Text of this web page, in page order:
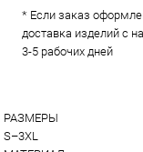
* Если заказ
доставка изделий с
3-5 рабочих дней
РАЗМЕРЫ
S–3XL